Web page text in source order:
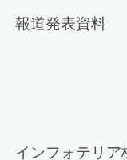
報道発表資料
インフォテリア